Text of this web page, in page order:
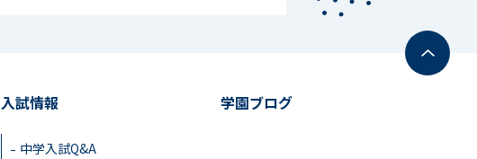
入試情報
中学入試Q&A
学園ブログ